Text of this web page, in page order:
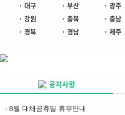
· 대구
· 부산 · 광주
· 강원
· 충북 · 충남
· 경북
· 경남 · 제주
공지사항
· 8월 대체공휴일 휴무안내